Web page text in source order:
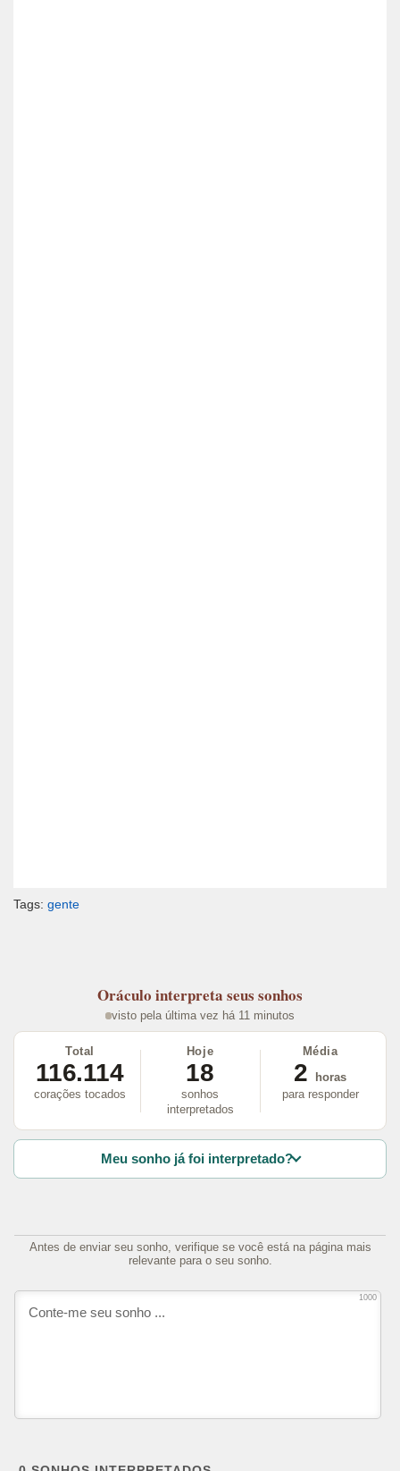
Tags: gente
Oráculo interpreta seus sonhos
visto pela última vez há 11 minutos
Total
116.114
corações tocados
Hoje
18
sonhos
interpretados
Média
2
horas
para responder
Meu sonho já foi interpretado?
Antes de enviar seu sonho, verifique se você está na página mais
relevante para o seu sonho.
1000